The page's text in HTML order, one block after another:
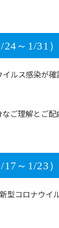
～1/31）
ルス感染が
ご理解とご配
～1/23）
型コロナウイ